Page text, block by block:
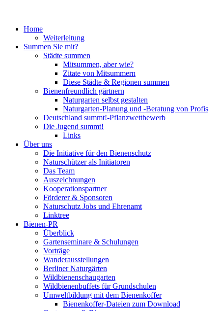
Home
Weiterleitung
Summen Sie mit?
Städte summen
Mitsummen, aber wie?
Zitate von Mitsummern
Diese Städte & Regionen summen
Bienenfreundlich gärtnern
Naturgarten selbst gestalten
Naturgarten-Planung und -Beratung von Profis
Deutschland summt!-Pflanzwettbewerb
Die Jugend summt!
Links
Über uns
Die Initiative für den Bienenschutz
Naturschützer als Initiatoren
Das Team
Auszeichnungen
Kooperationspartner
Förderer & Sponsoren
Naturschutz Jobs und Ehrenamt
Linktree
Bienen-PR
Überblick
Gartenseminare & Schulungen
Vorträge
Wanderausstellungen
Berliner Naturgärten
Wildbienenschaugarten
Wildbienenbuffets für Grundschulen
Umweltbildung mit dem Bienenkoffer
Bienenkoffer-Dateien zum Download